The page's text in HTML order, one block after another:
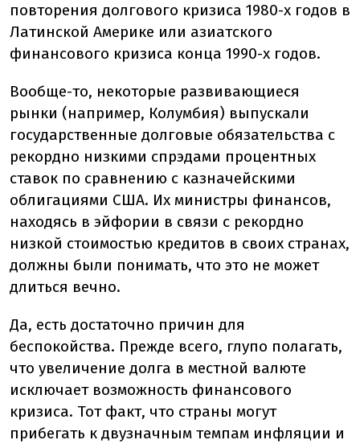
повторения долгового кризиса 1980-х годов в
Латинской Америке или азиатского
финансового кризиса конца 1990-х годов.
Вообще-то, некоторые развивающиеся
рынки (например, Колумбия) выпускали
государственные долговые обязательства с
рекордно низкими спрэдами процентных
ставок по сравнению с казначейскими
облигациями США. Их министры финансов,
находясь в эйфории в связи с рекордно
низкой стоимостью кредитов в своих странах,
должны были понимать, что это не может
длиться вечно.
Да, есть достаточно причин для
беспокойства. Прежде всего, глупо полагать,
что увеличение долга в местной валюте
исключает возможность финансового
кризиса. Тот факт, что страны могут
прибегать к двузначным темпам инфляции и